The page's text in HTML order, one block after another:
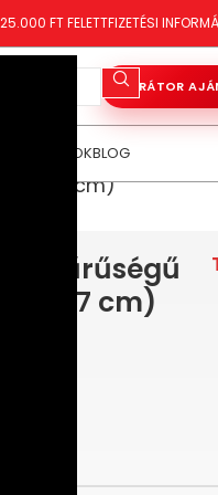
FT FELETTFIZETÉSI
VIBRÁTOR
TANÁCSOKBLOG
(17 cm)
sűrűségű
(17 cm)